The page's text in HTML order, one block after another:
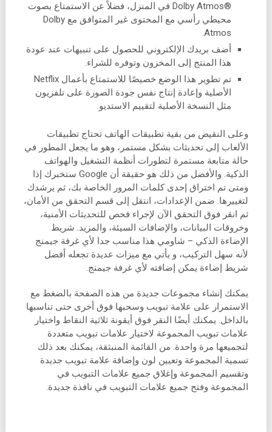
Dolby Atmos®‎ في المنزل، فضلاً عن الاستمتاع بصوت
محيطي رأسي مع المحتوى غير المتوافق مع Dolby
Atmos.
أضف بريدك الإلكتروني للحصول على تنبيهات عند عودة
هذا المنتج إلى المخزون وتوفره للشراء.
تم تطوير هذا الوضع خصيصًا للاستمتاع بأعمال Netflix
الأصلية وإعادة إنتاج نفس جودة الصورة على تلفزيون
مثل النسخة الأصلية لتقييم الاستديو.
وعلى النقيض من بقية تطبيقات الهاتف تحتاج تطبيقات
الألعاب إلى تحديثات بشكل مستمر، وهو ما يجعل المطور في
حالة متابعة مستمرة لتطورات أنظمة التشغيل والهواتف
الذكية. والأفضل من ذلك هو حقيقة أن Google ستخبرك إذا
ومتى تم اختراق إحدى كلمات المرور الخاصة بك، ثم يرشدك
لتغييرها. ضمن الإعدادات، انتقل إلى قسم التحقق من الأمان،
ثم انقر فوق التحقق الآن لإجراء فحص للتحديثات الأمنية،
وخروقات البيانات، والإضافات السيئة، والمزيد. شريط
الإضاءة الذكي – شاومي هذا مناسب جدا لأي غرفة جيمنج
لأنه سهل التركيب، و يأتي مع ميزات عديدة تجعله أفضل
شريط إضاءة يمكن إضافته لأي غرفة جيمنج.
يمكنك إنشاء مجموعات جديدة من هذه الصفحة بالضغط مع
الاستمرار على علامة تبويب وسحبها فوق أخرى حتى تناسبها
بالداخل. يمكنك أيضًا النقر فوق أيقونة ثلاثية النقاط واختيار
علامات تبويب المجموعة لاختيار علامات تبويب متعددة
لتجميعها مرة واحدة. من القائمة المنبثقة، يمكنك بعد ذلك
تسمية المجموعة وتعيين لون وإضافة علامة تبويب جديدة
وتقسيم المجموعة وإغلاق جميع علامات التبويب في
المجموعة وفتح جميع علامات التبويب في نافذة جديدة.